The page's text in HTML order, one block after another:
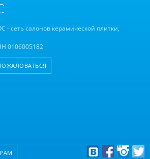
сеть салонов керамической плитки,
0106005182